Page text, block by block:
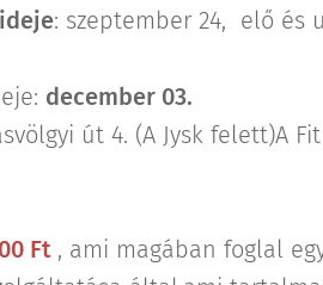
: szeptember 24, elő és
december 03.
út 4. (A Jysk felett)A
Ft , ami magában foglal